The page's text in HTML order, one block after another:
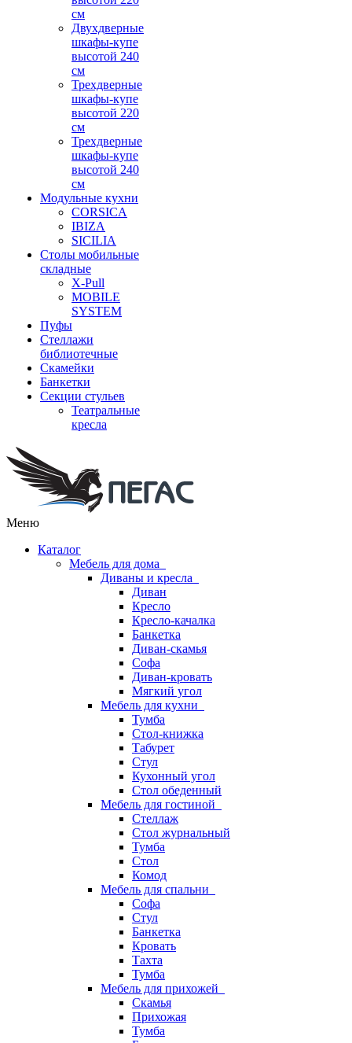
см
Двухдверные
шкафы-купе
высотой 240
см
Трехдверные
шкафы-купе
высотой 220
см
Трехдверные
шкафы-купе
высотой 240
см
Модульные кухни
CORSICA
IBIZA
SICILIA
Столы мобильные
складные
X-Pull
MOBILE
SYSTEM
Пуфы
Стеллажи
библиотечные
Скамейки
Банкетки
Секции стульев
Театральные
кресла
Меню
Каталог
Мебель для дома
Диваны и кресла
Диван
Кресло
Кресло-качалка
Банкетка
Диван-скамья
Софа
Диван-кровать
Мягкий угол
Мебель для кухни
Тумба
Стол-книжка
Табурет
Стул
Кухонный угол
Стол обеденный
Мебель для гостиной
Стеллаж
Стол журнальный
Тумба
Стол
Комод
Мебель для спальни
Софа
Стул
Банкетка
Кровать
Тахта
Тумба
Мебель для прихожей
Скамья
Прихожая
Тумба